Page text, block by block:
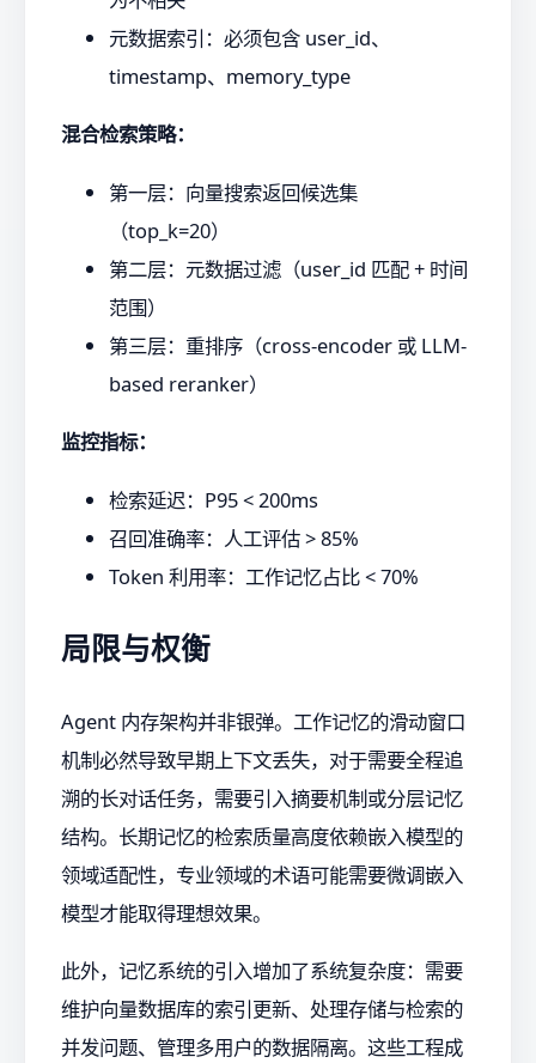
元数据索引：必须包含 user_id、
timestamp、memory_type
混合检索策略：
第一层：向量搜索返回候选集
（top_k=20）
第二层：元数据过滤（user_id 匹配 + 时间
范围）
第三层：重排序（cross-encoder 或 LLM-
based reranker）
监控指标：
检索延迟：P95 < 200ms
召回准确率：人工评估 > 85%
Token 利用率：工作记忆占比 < 70%
局限与权衡
Agent 内存架构并非银弹。工作记忆的滑动窗口
机制必然导致早期上下文丢失，对于需要全程追
溯的长对话任务，需要引入摘要机制或分层记忆
结构。长期记忆的检索质量高度依赖嵌入模型的
领域适配性，专业领域的术语可能需要微调嵌入
模型才能取得理想效果。
此外，记忆系统的引入增加了系统复杂度：需要
维护向量数据库的索引更新、处理存储与检索的
并发问题、管理多用户的数据隔离。这些工程成